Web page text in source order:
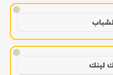
!
!
لينك